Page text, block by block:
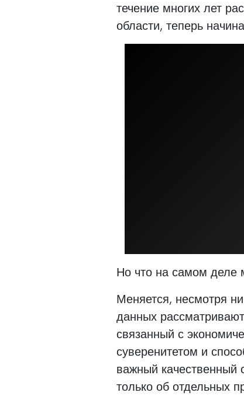
течение многих лет
области, теперь
Но что на самом деле
Меняется, несмотря
данных
связанный с
суверенитетом и
важный качественный
только об отдельных